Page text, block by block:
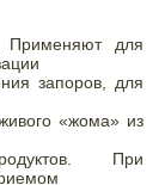
Применяют для
запоров, для
«жома» из
При